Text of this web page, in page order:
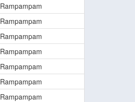
Rampampam
Rampampam
Rampampam
Rampampam
Rampampam
Rampampam
Rampampam